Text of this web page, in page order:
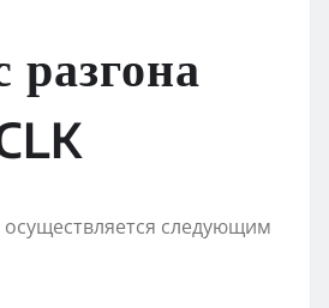
разгона
осуществляется следующим